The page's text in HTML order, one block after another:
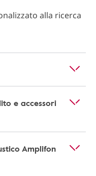
alla ricerca
e accessori
Amplifon